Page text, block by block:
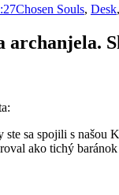
Chosen Souls, Desk,
sa spojili s
ako tichý